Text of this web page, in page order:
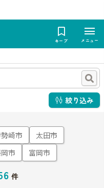
キープ メニュー
絞り込み
崎市
太田市
市 富岡市
件